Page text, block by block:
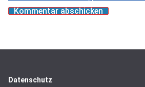
Datenschutz